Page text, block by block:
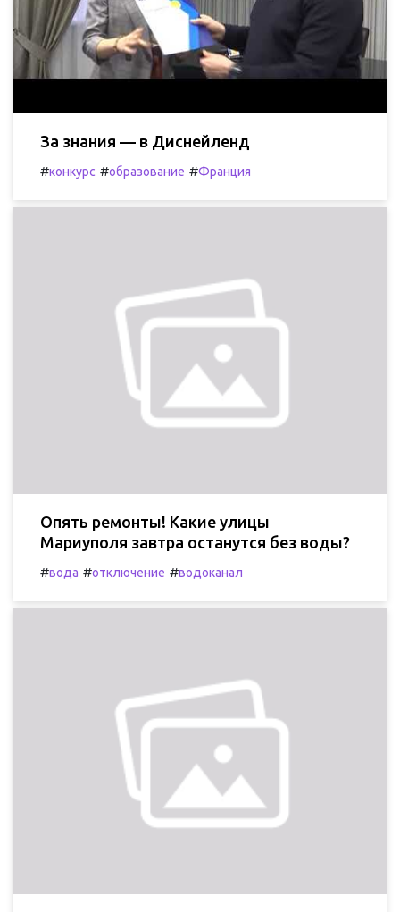
За знания — в Диснейленд
#конкурс #образование #Франция
Опять ремонты! Какие улицы
Мариуполя завтра останутся без воды?
#вода #отключение #водоканал